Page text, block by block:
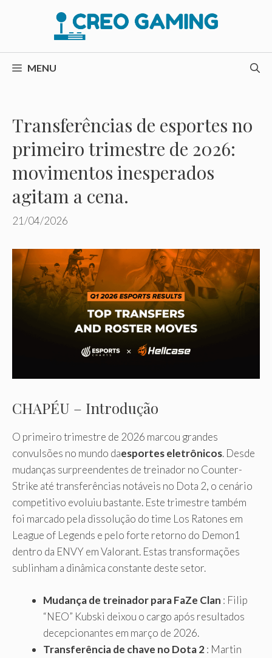
conteúdo
MENU
Transferências de esportes no
primeiro trimestre de 2026:
movimentos inesperados
agitam a cena.
21/04/2026
CHAPÉU – Introdução
O primeiro trimestre de 2026 marcou grandes
convulsões no mundo daesportes eletrônicos. Desde
mudanças surpreendentes de treinador no Counter-
Strike até transferências notáveis ​​no Dota 2, o cenário
competitivo evoluiu bastante. Este trimestre também
foi marcado pela dissolução do time Los Ratones em
League of Legends e pelo forte retorno do Demon1
dentro da ENVY em Valorant. Estas transformações
sublinham a dinâmica constante deste setor.
Mudança de treinador para FaZe Clan : Filip
“NEO” Kubski deixou o cargo após resultados
decepcionantes em março de 2026.
Transferência de chave no Dota 2: Martin